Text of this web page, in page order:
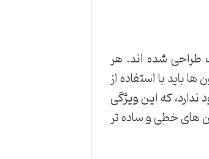
طراحی شده اند. هر
با استفاده از
که این ویژگی
های خطی و ساده تر